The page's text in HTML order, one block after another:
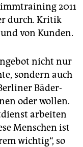
in Berlin gibt
Die Bäder
Angebots.
2011
durch. Kritik
von Kunden.
nicht nur
sondern auch
Bäder-
oder wollen.
arbeiten
Menschen ist
wichtig“, so